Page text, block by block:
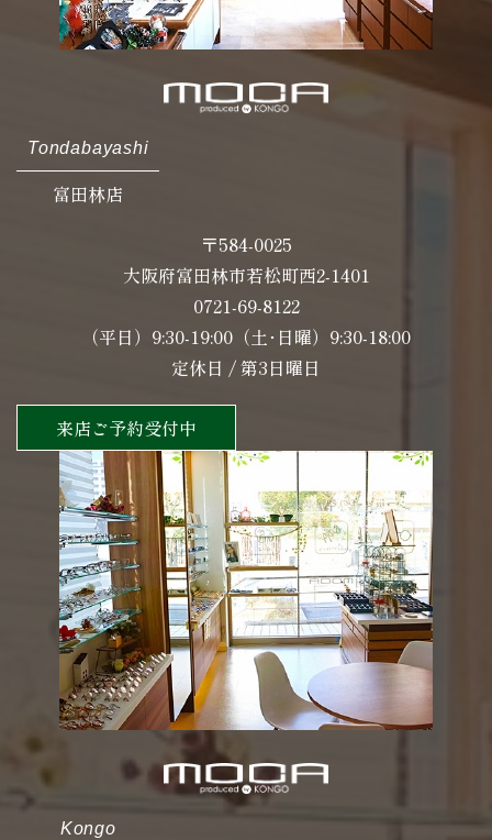
Tondabayashi
富田林店
〒584-0025
大阪府富田林市若松町西2-1401
0721-69-8122
（平日）9:30-19:00（土･日曜）9:30-18:00
定休日 / 第3日曜日
来店ご予約受付中
Kongo